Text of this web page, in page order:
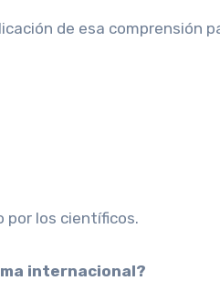
de esa comprensión
por los científicos.
internacional?